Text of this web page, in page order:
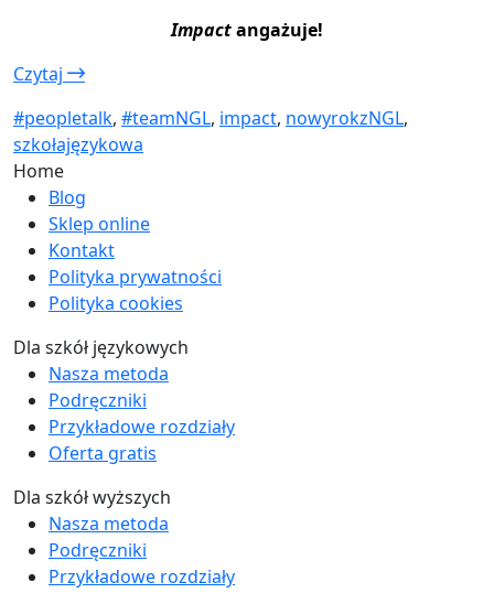
Impactangażuje!
Czytaj
#peopletalk, #teamNGL, impact, nowyrokzNGL,
szkołajęzykowa
Home
Blog
Sklep online
Kontakt
Polityka prywatności
Polityka cookies
Dla szkół językowych
Nasza metoda
Podręczniki
Przykładowe rozdziały
Oferta gratis
Dla szkół wyższych
Nasza metoda
Podręczniki
Przykładowe rozdziały